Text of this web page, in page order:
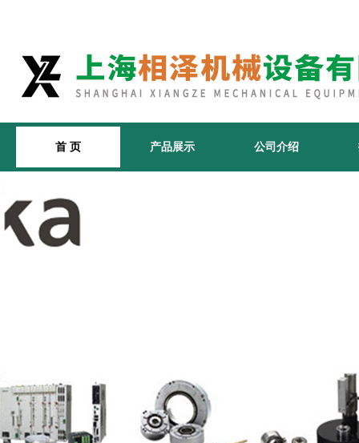
首 页 产品展示 公司介绍